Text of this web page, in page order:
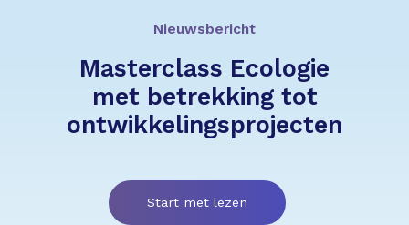
Nieuwsbericht
Masterclass Ecologie
met betrekking tot
ontwikkelingsprojecten
Start met lezen